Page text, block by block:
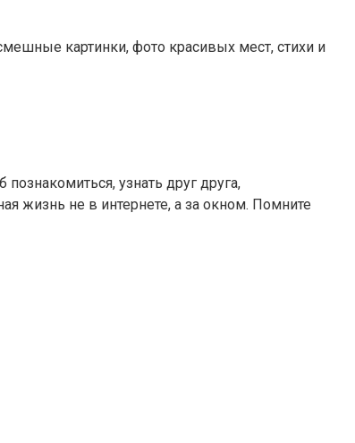
картинки, фото красивых мест, стихи и
узнать друг друга,
жизнь не в интернете, а за окном. Помните